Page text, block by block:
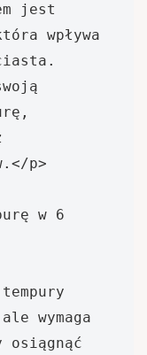
jest
wpływa
p>
w 6
wymaga
osiągnąć